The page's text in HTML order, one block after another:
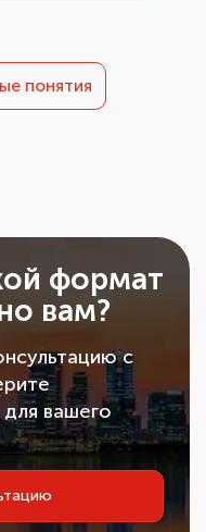
понятия
формат
вам?
с
вашего